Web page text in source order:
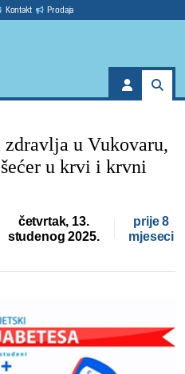
Kontakt Prodaja
zdravlja u Vukovaru,
u krvi i krvni
četvrtak, 13.
studenog 2025.
prije 8
mjeseci